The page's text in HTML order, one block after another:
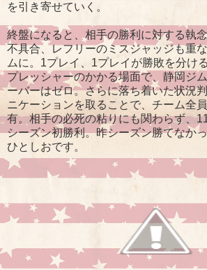
を引き寄せていく。
終盤になると、相手の勝利に対する執
不具合、レフリーのミスジャッジも重
ムに。1プレイ、1プレイが勝敗を分け
プレッシャーのかかる場面で、静岡ジ
ーバーはゼロ。さらに落ち着いた状況
ニケーションを取ることで、チーム全
有。相手の必死の粘りにも関わらず、
シーズン初勝利。昨シーズン勝てなか
ひとしおです。